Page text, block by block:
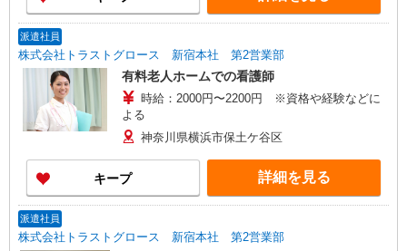
派遣社員
株式会社トラストグロース 新宿本社 第2営業部
有料老人ホームでの看護師
時給：2000円〜2200円 ※資格や経験などに
よる
神奈川県横浜市保土ケ谷区
キープ 詳細を見る
派遣社員
株式会社トラストグロース 新宿本社 第2営業部